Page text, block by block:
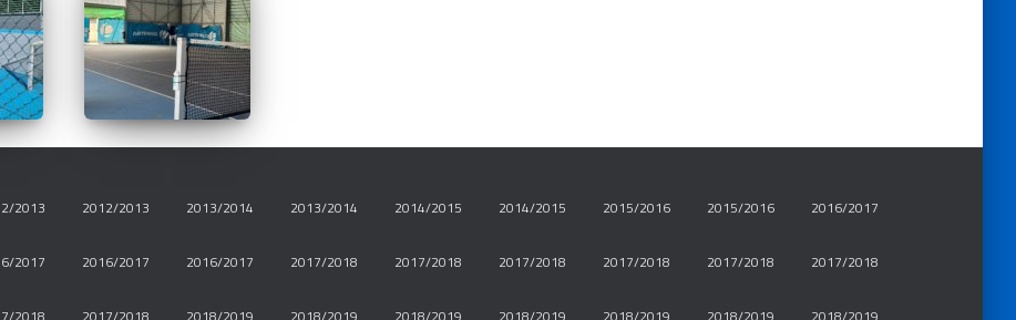
2013 2012/2013 2013/2014 2013/2014 2014/2015 2014/2015 2015/2016 2015/2016 2016/2017
2017 2016/2017 2016/2017 2017/2018 2017/2018 2017/2018 2017/2018 2017/2018 2017/2018